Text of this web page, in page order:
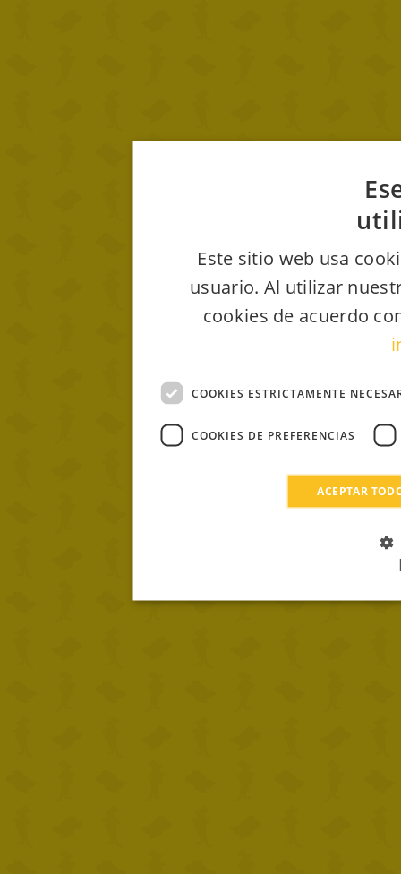
Este sitio web usa
usuario. Al utilizar
cookies de acuerdo
COOKIES ESTRICTAMENTE
COOKIES DE PREFERENCIAS
ACEPTAR